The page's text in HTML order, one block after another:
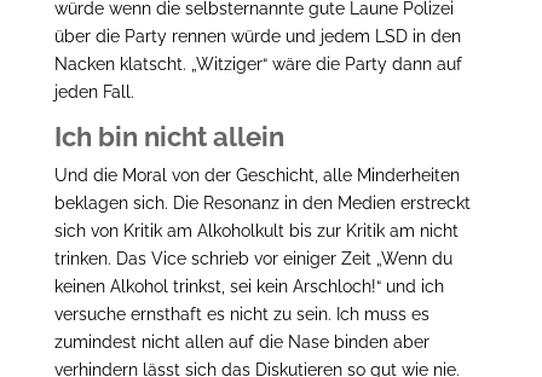
würde wenn die selbsternannte gute Laune Polizei
über die Party rennen würde und jedem LSD in den
Nacken klatscht. „Witziger“ wäre die Party dann auf
jeden Fall.
Ich bin nicht allein
Und die Moral von der Geschicht, alle Minderheiten
beklagen sich. Die Resonanz in den Medien erstreckt
sich von Kritik am Alkoholkult bis zur Kritik am nicht
trinken. Das Vice schrieb vor einiger Zeit „Wenn du
keinen Alkohol trinkst, sei kein Arschloch!“ und ich
versuche ernsthaft es nicht zu sein. Ich muss es
zumindest nicht allen auf die Nase binden aber
verhindern lässt sich das Diskutieren so gut wie nie.